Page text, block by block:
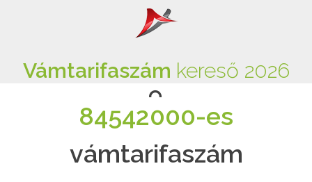
Vámtarifaszám kereső 2026
84542000-es
vámtarifaszám